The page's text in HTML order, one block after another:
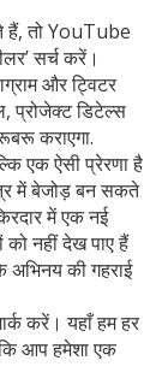
हैं, तो YouTube
सर्च करें।
और ट्विटर
प्रोजेक्ट डिटेल्स
कराएगा.
एक ऐसी प्रेरणा है
में बेजोड़ बन सकते
में एक नई
नहीं देख पाए हैं
अभिनय की गहराई
करें। यहाँ हम हर
आप हमेशा एक